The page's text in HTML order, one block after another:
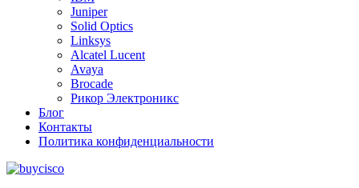
Juniper
Solid Optics
Linksys
Alcatel Lucent
Avaya
Brocade
Рикор Электроникс
Блог
Контакты
Политика конфиденциальности